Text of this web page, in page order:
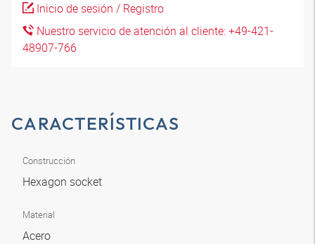
Inicio de sesión / Registro
Nuestro servicio de atención al cliente: +49-421-
48907-766
CARACTERÍSTICAS
Construcción
Hexagon socket
Material
Acero